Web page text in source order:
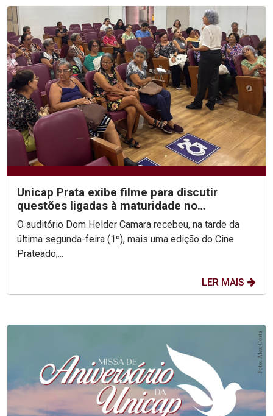
Unicap Prata exibe filme para discutir
questões ligadas à maturidade no
casamento
O auditório Dom Helder Camara recebeu, na tarde da
última segunda-feira (1º), mais uma edição do Cine
Prateado,...
LER MAIS